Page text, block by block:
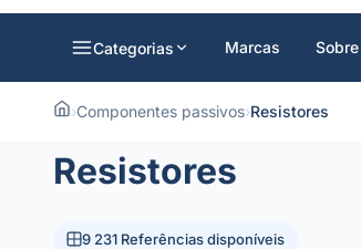
Categorias Marcas
›Componentes passivos›Resistores
Resistores
9 231 Referências disponíveis